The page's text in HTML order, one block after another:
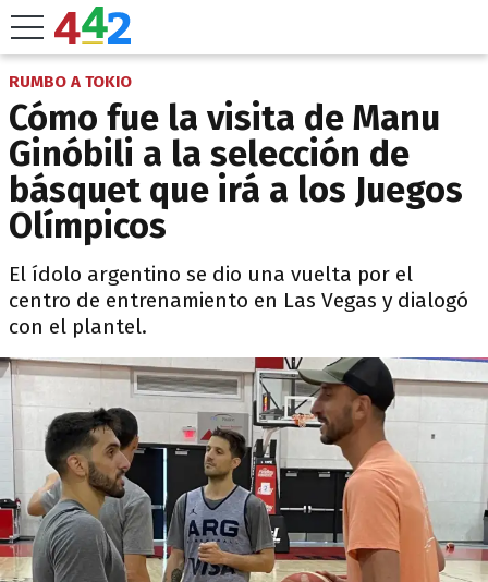
RUMBO A TOKIO
Cómo fue la visita de Manu
Ginóbili a la selección de
básquet que irá a los Juegos
Olímpicos
El ídolo argentino se dio una vuelta por el
centro de entrenamiento en Las Vegas y dialogó
con el plantel.